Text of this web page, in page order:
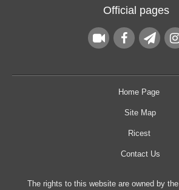
Official pages
Home Page
Site Map
Ricest
Contact Us
The rights to this website are owned by the